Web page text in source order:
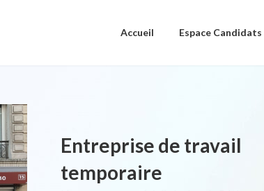
Accueil Espace Candidats
Entreprise de travail
temporaire